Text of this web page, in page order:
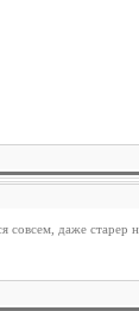
даже старер